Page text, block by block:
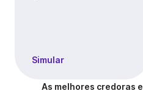
Simular
As melhores credoras